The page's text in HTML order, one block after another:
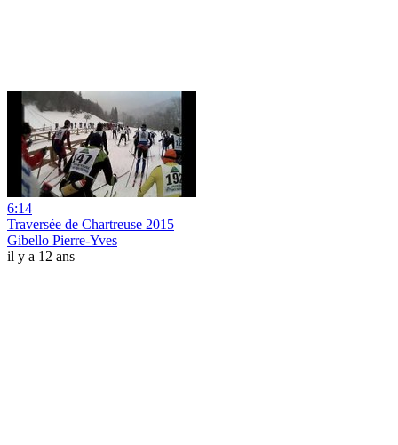
6:14
Traversée de Chartreuse 2015
Gibello Pierre-Yves
il y a 12 ans